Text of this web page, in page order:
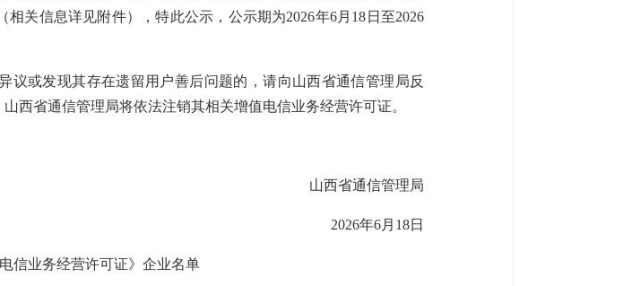
关信息详见附件），特此公示，公示期为2026年6月18日至2026
议或发现其存在遗留用户善后问题的，请向山西省通信管理局反
西省通信管理局将依法注销其相关增值电信业务经营许可证。
山西省通信管理局
2026年6月18日
信业务经营许可证》企业名单